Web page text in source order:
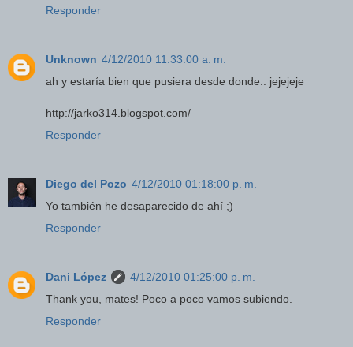
Responder
Unknown 4/12/2010 11:33:00 a. m.
ah y estaría bien que pusiera desde donde.. jejejeje
http://jarko314.blogspot.com/
Responder
Diego del Pozo 4/12/2010 01:18:00 p. m.
Yo también he desaparecido de ahí ;)
Responder
Dani López
4/12/2010 01:25:00 p. m.
Thank you, mates! Poco a poco vamos subiendo.
Responder